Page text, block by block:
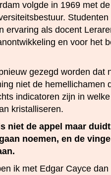
volgde in 1969 met
ervaring als docent
en voor het
gezegd worden dat
niet de hemellichamen
indicatoren zijn in
kristalliseren.
niet de appel maar
noemen, en de
ik met Edgar Cayce